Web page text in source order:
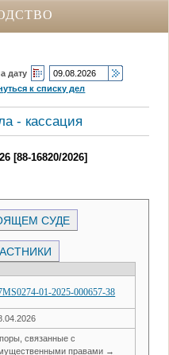
дату
к списку дел
- кассация
[88-16820/2026]
СУДЕ
01-2025-000657-38
связанные с
правами →